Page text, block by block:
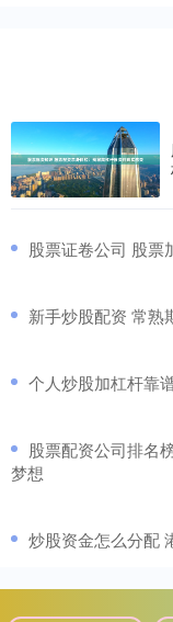
股票证卷公司 股票
新手炒股配资 常熟
个人炒股加杠杆靠
股票配资公司排名
梦想
炒股资金怎么分配